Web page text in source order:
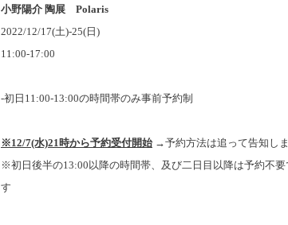
小野陽介 陶展 Polaris
2022/12/17(土)-25(日)
11:00-17:00
-初日11:00-13:00の時間帯のみ事前予約制
※12/7(水)21時から予約受付開始 →予約方法は追って告知し
※初日後半の13:00以降の時間帯、及び二日目以降は予約不要
す